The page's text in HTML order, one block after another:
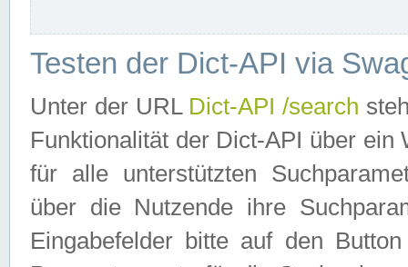
Testen der Dict-API via
Unter der URL Dict-API /search
Funktionalität der Dict-API über
für alle unterstützten
über die Nutzende ihre
Eingabefelder bitte auf den